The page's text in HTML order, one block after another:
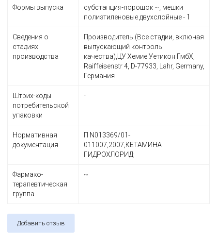
Формы выпуска
субстанция-порошок ~, мешки
полиэтиленовые двухслойные - 1
Сведения о
стадиях
производства
Производитель (Все стадии, включая
выпускающий контроль
качества),ЦУ Хемие Уетикон ГмбХ,
Raiffeisenstr 4, D-77933, Lahr, Germany,
Германия
Штрих-коды
потребительской
упаковки
-
Нормативная
документация
П N013369/01-
011007,2007,КЕТАМИНА
ГИДРОХЛОРИД;
Фармако-
терапевтическая
группа
~
Добавить отзыв